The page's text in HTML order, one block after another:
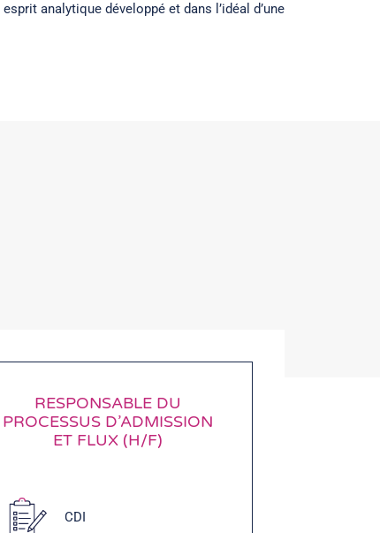
analytique développé et dans l’idéal d’une
RESPONSABLE DU
PROCESSUS D’ADMISSION
ET FLUX (H/F)
CDI